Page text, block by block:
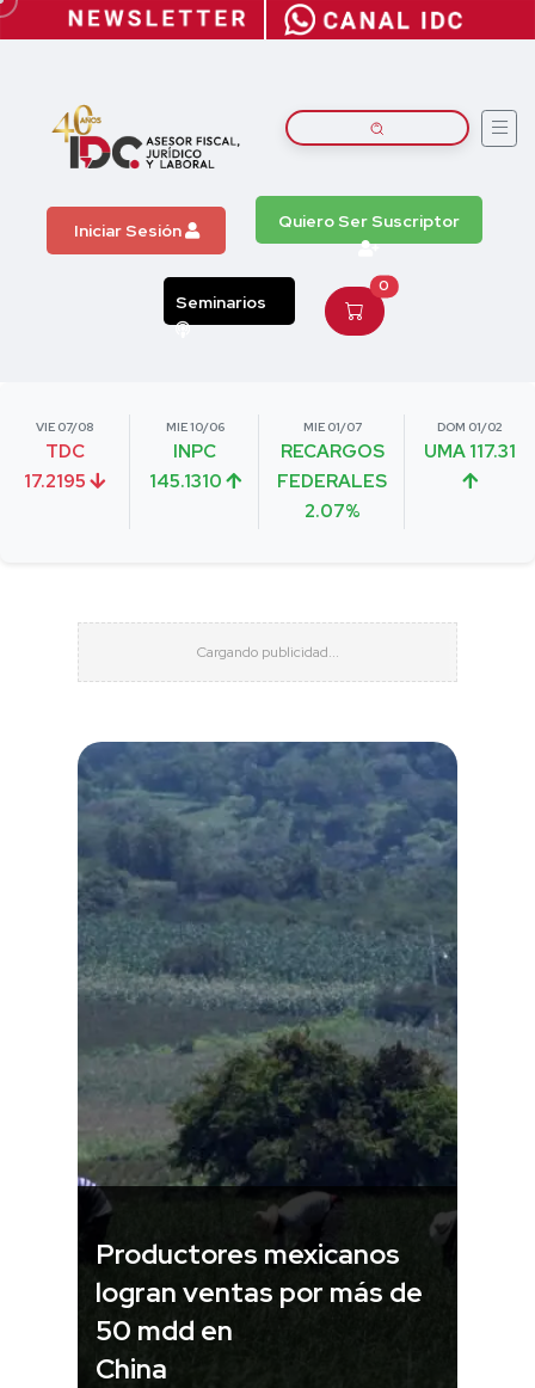
Iniciar Sesión Quiero Ser Suscriptor
Seminarios
0
VIE 07/08
TDC
17.2195
MIE 10/06
INPC
145.1310
MIE 01/07
RECARGOS
FEDERALES
2.07%
DOM 01/02
UMA 117.31
Productores mexicanos
logran ventas por más de
50 mdd en
China